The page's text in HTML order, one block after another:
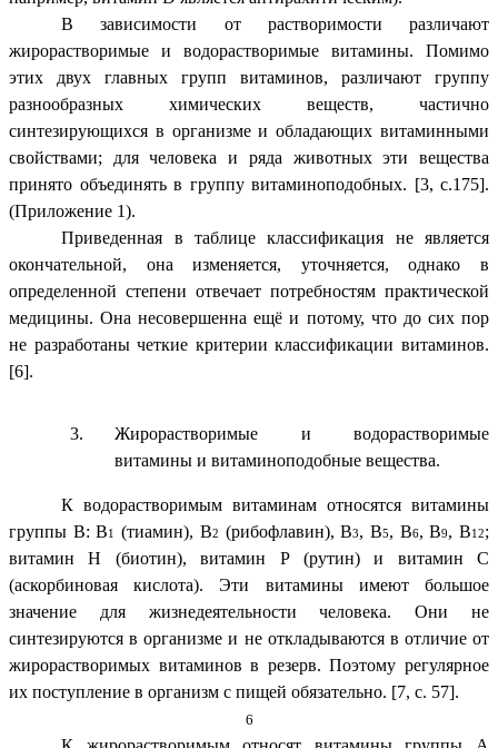
В зависимости от растворимости различают
жирорастворимые и водорастворимые витамины. Помимо
этих двух главных групп витаминов, различают группу
разнообразных химических веществ, частично
синтезирующихся в организме и обладающих витаминными
свойствами; для человека и ряда животных эти вещества
принято объединять в группу витаминоподобных. [3, с.175].
(Приложение 1).
Приведенная в таблице классификация не является
окончательной, она изменяется, уточняется, однако в
определенной степени отвечает потребностям практической
медицины. Она несовершенна ещё и потому, что до сих пор
не разработаны четкие критерии классификации витаминов.
[6].
Жирорастворимые и водорастворимые
витамины и витаминоподобные вещества.
К водорастворимым витаминам относятся витамины
группы В: В1 (тиамин), В2 (рибофлавин), В3, В5, В6, В9, В12;
витамин Н (биотин), витамин Р (рутин) и витамин С
(аскорбиновая кислота). Эти витамины имеют большое
значение для жизнедеятельности человека. Они не
синтезируются в организме и не откладываются в отличие от
жирорастворимых витаминов в резерв. Поэтому регулярное
их поступление в организм с пищей обязательно. [7, с. 57].
6